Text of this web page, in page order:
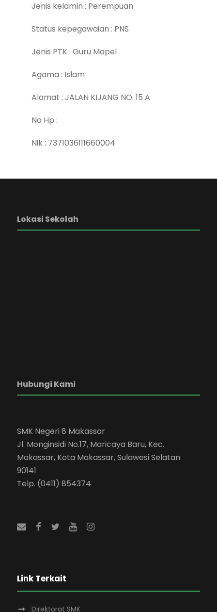
Jenis kelamin : Perempuan
Status kepegawaian : PNS
Jenis PTK : Guru Mapel
Agama : Islam
Alamat : JALAN KIJANG NO. 15 A
No Hp :
Nik : 7371036111660004
Lokasi Sekolah
Hubungi Kami
SMK Negeri 8 Makassar
Jl. Monginsidi No.17, Maricaya Baru, Kec.
Makassar, Kota Makassar, Sulawesi Selatan
90141
Telp. (0411) 854374
Link Terkait
Direktorat SMK